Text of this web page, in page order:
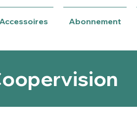
Accessoires Abonnement